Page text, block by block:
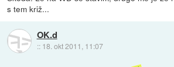
s tem križ...
OK.d
:: 18. okt 2011, 11:07